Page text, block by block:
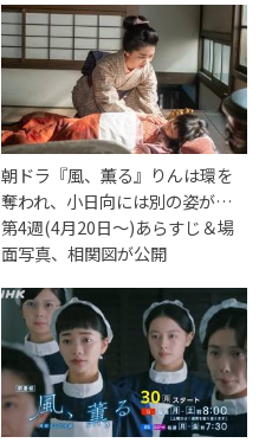
朝ドラ『風、薫る』りんは環を
奪われ、小日向には別の姿が…
第4週(4月20日〜)あらすじ＆場
面写真、相関図が公開